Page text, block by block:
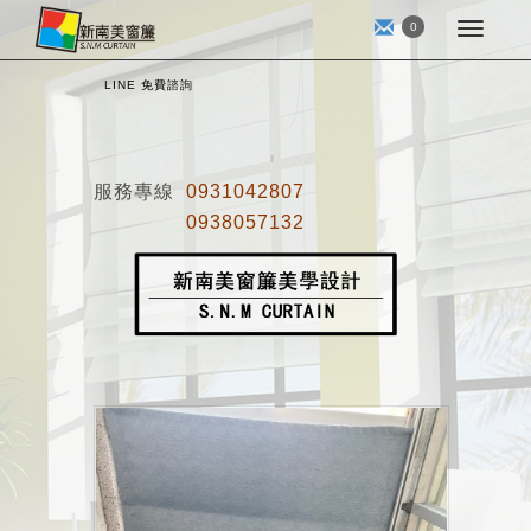
0
LINE 免費諮詢
服務專線
0931042807
0938057132